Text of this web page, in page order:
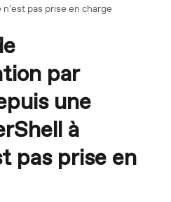
pas prise en charge
par
une
à
pas prise en